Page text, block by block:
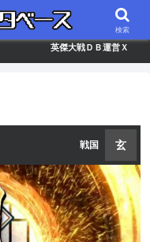
カードリスト
英傑大戦ＤＢ運営Ｘ
戦国 玄
検索